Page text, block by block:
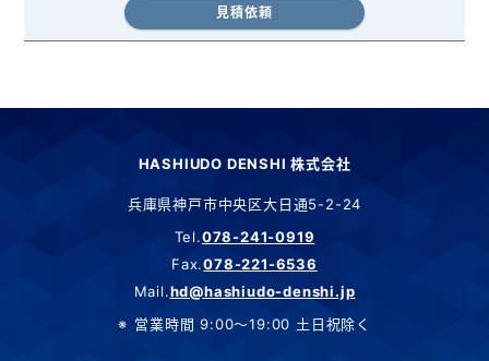
見積依頼
HASHIUDO DENSHI 株式会社
兵庫県神戸市中央区大日通5-2-24
Tel.078-241-0919
Fax.078-221-6536
Mail.hd@hashiudo-denshi.jp
営業時間 9:00～19:00 土日祝除く